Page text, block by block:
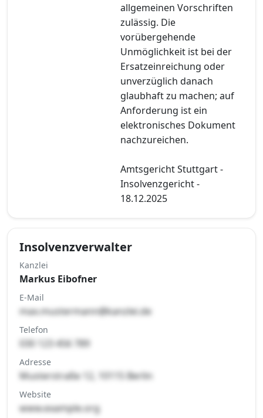
allgemeinen Vorschriften
zulässig. Die
vorübergehende
Unmöglichkeit ist bei der
Ersatzeinreichung oder
unverzüglich danach
glaubhaft zu machen; auf
Anforderung ist ein
elektronisches Dokument
nachzureichen.
Amtsgericht Stuttgart -
Insolvenzgericht -
18.12.2025
Insolvenzverwalter
Kanzlei
Markus Eibofner
E-Mail
max.mustermann@kanzlei.de
Telefon
030 123 456 789
Adresse
Musterstraße 12, 10115 Berlin
Website
www.example.org